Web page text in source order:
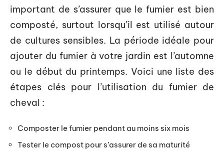
important de s’assurer que le fumier est bien
composté, surtout lorsqu’il est utilisé autour
de cultures sensibles. La période idéale pour
ajouter du fumier à votre jardin est l’automne
ou le début du printemps. Voici une liste des
étapes clés pour l’utilisation du fumier de
cheval :
Composter le fumier pendant au moins six mois
Tester le compost pour s’assurer de sa maturité